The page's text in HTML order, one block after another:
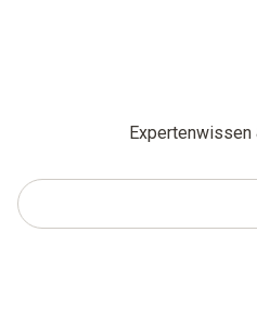
Expertenwissen